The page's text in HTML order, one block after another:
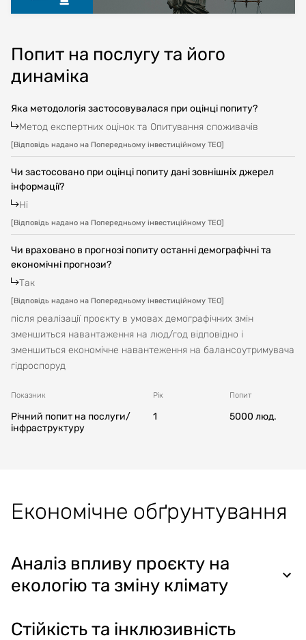
Попит на послугу та його
динаміка
Яка методологія застосовувалася при оцінці попиту?
Метод експертних оцінок та Опитування споживачів
[Відповідь надано на Попередньому інвестиційному ТЕО]
Чи застосовано при оцінці попиту дані зовнішніх джерел
інформації?
Ні
[Відповідь надано на Попередньому інвестиційному ТЕО]
Чи враховано в прогнозі попиту останні демографічні та
економічні прогнози?
Так
[Відповідь надано на Попередньому інвестиційному ТЕО]
після реалізації проєкту в умовах демографічних змін
зменшиться навантаження на люд/год відповідно і
зменшиться економічне навантеження на балансоутримувача
гідроспоруд
Показник Рік Попит
Річний попит на послуги/
інфраструктуру
1 5000 люд.
Економічне обґрунтування
Аналіз впливу проєкту на
екологію та зміну клімату
Стійкість та інклюзивність